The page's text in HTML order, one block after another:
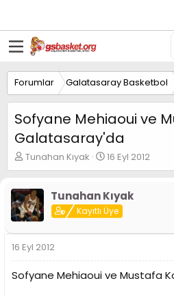
Forumlar Galatasaray Basketbol
Sofyane Mehiaoui ve
Galatasaray'da
K
o
u
y
u
B
a
ş
a
Tunahan Kıyak
B
a
l
a
n
g
a
16 Eyl 2012
Tunahan Kıyak
Kayıtlı Üye
16 Eyl 2012
Sofyane Mehiaoui ve Mustafa